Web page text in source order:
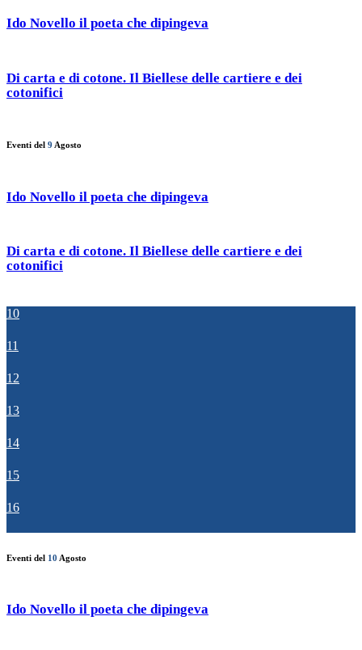
Ido Novello il poeta che dipingeva
Di carta e di cotone. Il Biellese delle cartiere e dei
cotonifici
Eventi del 9 Agosto
Ido Novello il poeta che dipingeva
Di carta e di cotone. Il Biellese delle cartiere e dei
cotonifici
10
11
12
13
14
15
16
Eventi del 10 Agosto
Ido Novello il poeta che dipingeva